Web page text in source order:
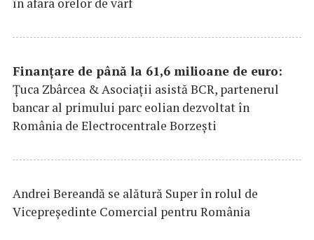
Finanțare de până la 61,6 milioane de euro:
Țuca Zbârcea & Asociații asistă BCR, partenerul
bancar al primului parc eolian dezvoltat în
România de Electrocentrale Borzești
Andrei Bereandă se alătură Super în rolul de
Vicepreședinte Comercial pentru România